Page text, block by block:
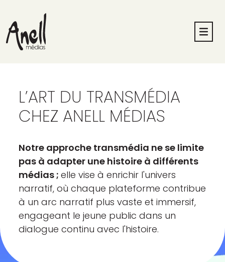
L’ART DU TRANSMÉDIA
CHEZ ANELL MÉDIAS
Notre approche transmédia ne se limite
pas à adapter une histoire à différents
médias ; elle vise à enrichir l'univers
narratif, où chaque plateforme contribue
à un arc narratif plus vaste et immersif,
engageant le jeune public dans un
dialogue continu avec l'histoire.